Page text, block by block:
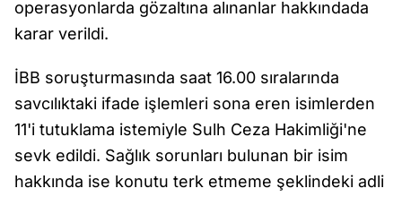
operasyonlarda gözaltına alınanlar hakkındada
karar verildi.
İBB soruşturmasında saat 16.00 sıralarında
savcılıktaki ifade işlemleri sona eren isimlerden
11'i tutuklama istemiyle Sulh Ceza Hakimliği'ne
sevk edildi. Sağlık sorunları bulunan bir isim
hakkında ise konutu terk etmeme şeklindeki adli